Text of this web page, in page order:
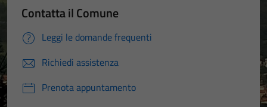
Contatta il Comune
Leggi le domande frequenti
Richiedi assistenza
Prenota appuntamento